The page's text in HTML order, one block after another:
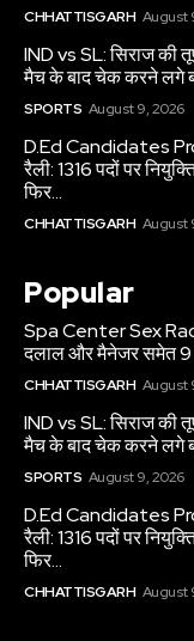
CHHATTISGARH August
IND vs SL: सिराज की
मैच के बाद चेक करने लगे
SPORTS August 9, 2026
D.Ed Candidates
रैली: 1316 पदों पर
फिर...
CHHATTISGARH August
Popular
Spa Center Sex
दलाल और मैनेजर समेत 9
CHHATTISGARH August
IND vs SL: सिराज की
मैच के बाद चेक करने लगे
SPORTS August 9, 2026
D.Ed Candidates
रैली: 1316 पदों पर
फिर...
CHHATTISGARH August